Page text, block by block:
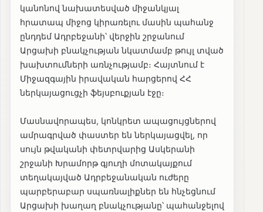
կանոնով նախատեսված միջանկյալ
հրատապ միջոց կիրառելու մասին պահանջ
ընդդեմ Ադրբեջանի՝ վերջին շրջանում
Արցախի բնակչության նկատմամբ թույլ տված
խախտումների առնչությամբ։ Հայտնում է
Միջազգային իրավական հարցերով ՀՀ
ներկայացուցչի ֆեյսբուքյան էջը։
Մասնավորապես, կոնկրետ ապացույցներով
ամրագրված փաստեր են ներկայացվել, որ
սույն թվականի փետրվարից Ասկերանի
շրջանի Խրամորթ գյուղի մոտակայքում
տեղակայված Ադրբեջանական ուժերը
պարբերաբար սպառնալիքներ են հնչեցնում
Արցախի խաղաղ բնակչությանը՝ պահանջելով